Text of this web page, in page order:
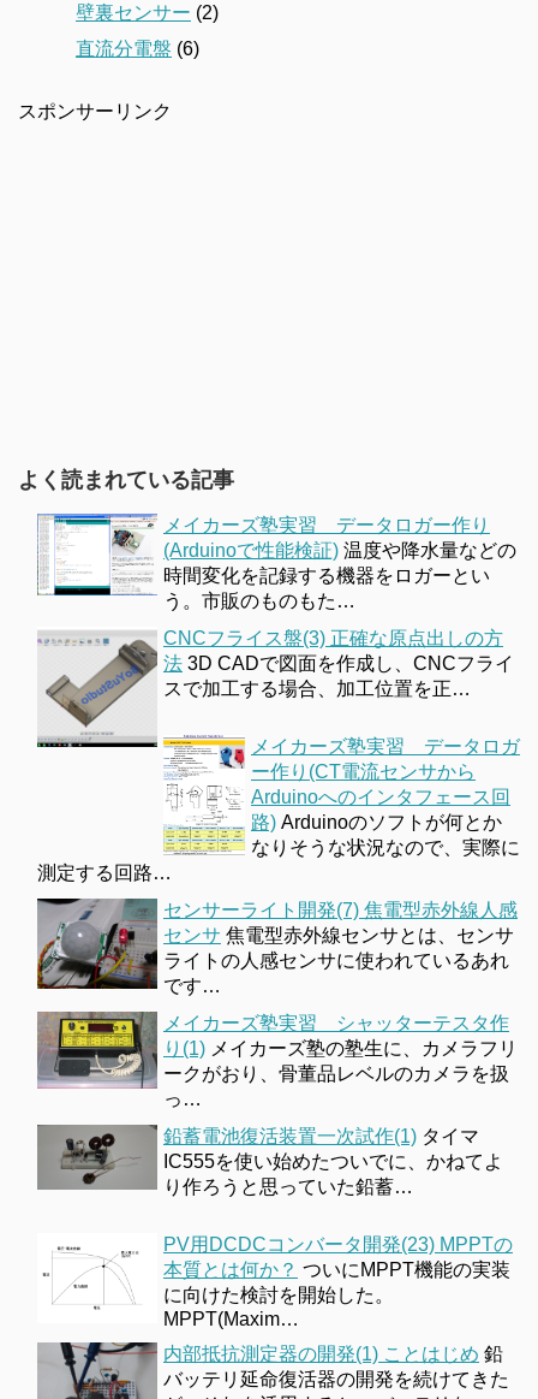
壁裏センサー (2)
直流分電盤 (6)
スポンサーリンク
よく読まれている記事
メイカーズ塾実習 データロガー作り
(Arduinoで性能検証) 温度や降水量などの
時間変化を記録する機器をロガーとい
う。市販のものもた…
CNCフライス盤(3) 正確な原点出しの方
法 3D CADで図面を作成し、CNCフライ
スで加工する場合、加工位置を正…
メイカーズ塾実習 データロガ
ー作り(CT電流センサから
Arduinoへのインタフェース回
路) Arduinoのソフトが何とか
なりそうな状況なので、実際に
測定する回路…
センサーライト開発(7) 焦電型赤外線人感
センサ 焦電型赤外線センサとは、センサ
ライトの人感センサに使われているあれ
です…
メイカーズ塾実習 シャッターテスタ作
り(1) メイカーズ塾の塾生に、カメラフリ
ークがおり、骨董品レベルのカメラを扱
っ…
鉛蓄電池復活装置一次試作(1) タイマ
IC555を使い始めたついでに、かねてよ
り作ろうと思っていた鉛蓄…
PV用DCDCコンバータ開発(23) MPPTの
本質とは何か？ ついにMPPT機能の実装
に向けた検討を開始した。
MPPT(Maxim…
内部抵抗測定器の開発(1) ことはじめ 鉛
バッテリ延命復活器の開発を続けてきた